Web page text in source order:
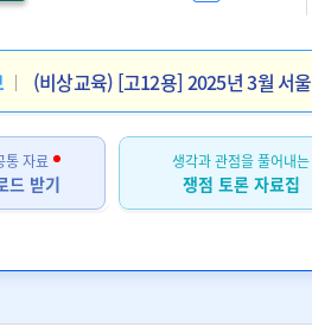
(비상교육) [고12용] 2025년 3월 서
통 자료
드 받기
생각과 관점을 풀어내는
쟁점 토론 자료집